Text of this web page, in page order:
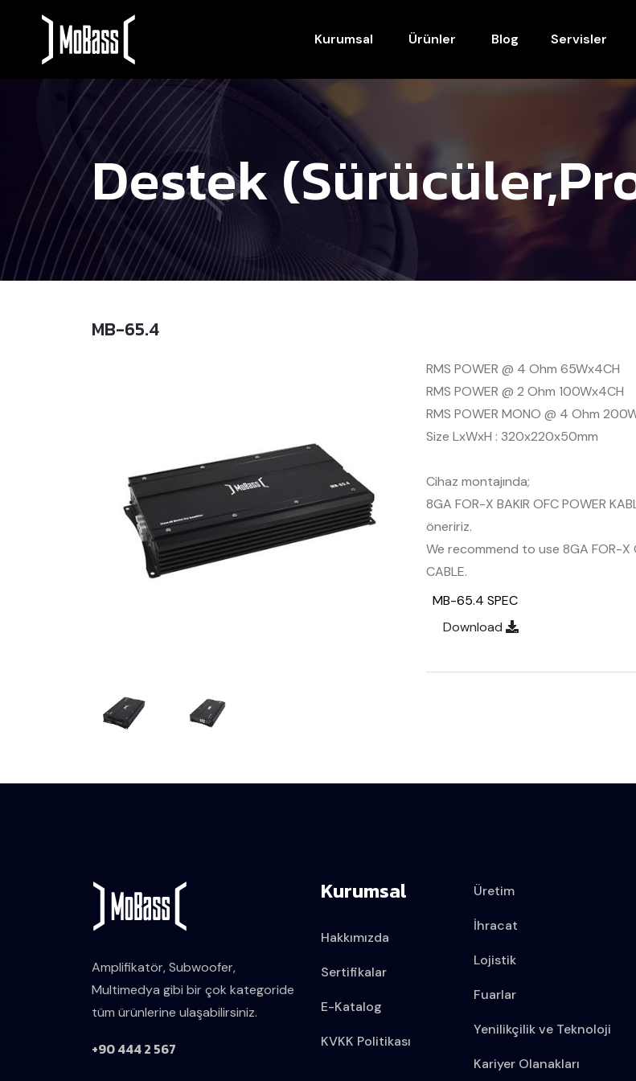
Kurumsal Ürünler Blog Servisler
Destek
MB-65.4
RMS POWER @ 4 Ohm 65Wx4CH
RMS POWER @ 2 Ohm 100Wx4CH
RMS POWER MONO @ 4 Ohm
Size LxWxH : 320x220x50mm
Cihaz montajında;
8GA FOR-X BAKIR OFC POWER
öneririz.
We recommend to use 8GA FOR-X
CABLE.
MB-65.4 SPEC
Download
Amplifikatör, Subwoofer,
Multimedya gibi bir çok kategoride
tüm ürünlerine ulaşabilirsiniz.
+90 444 2 567
Kurumsal
Hakkımızda
Sertifikalar
E-Katalog
KVKK Politikası
Üretim
İhracat
Lojistik
Fuarlar
Yenilikçilik ve Teknoloji
Kariyer Olanakları